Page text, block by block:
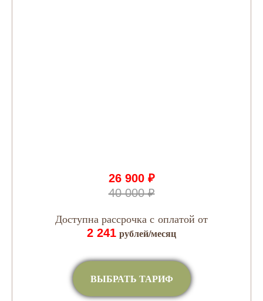
26 900 ₽
40 000 ₽
Доступна рассрочка с оплатой от
2 241 рублей/месяц
ВЫБРАТЬ ТАРИФ